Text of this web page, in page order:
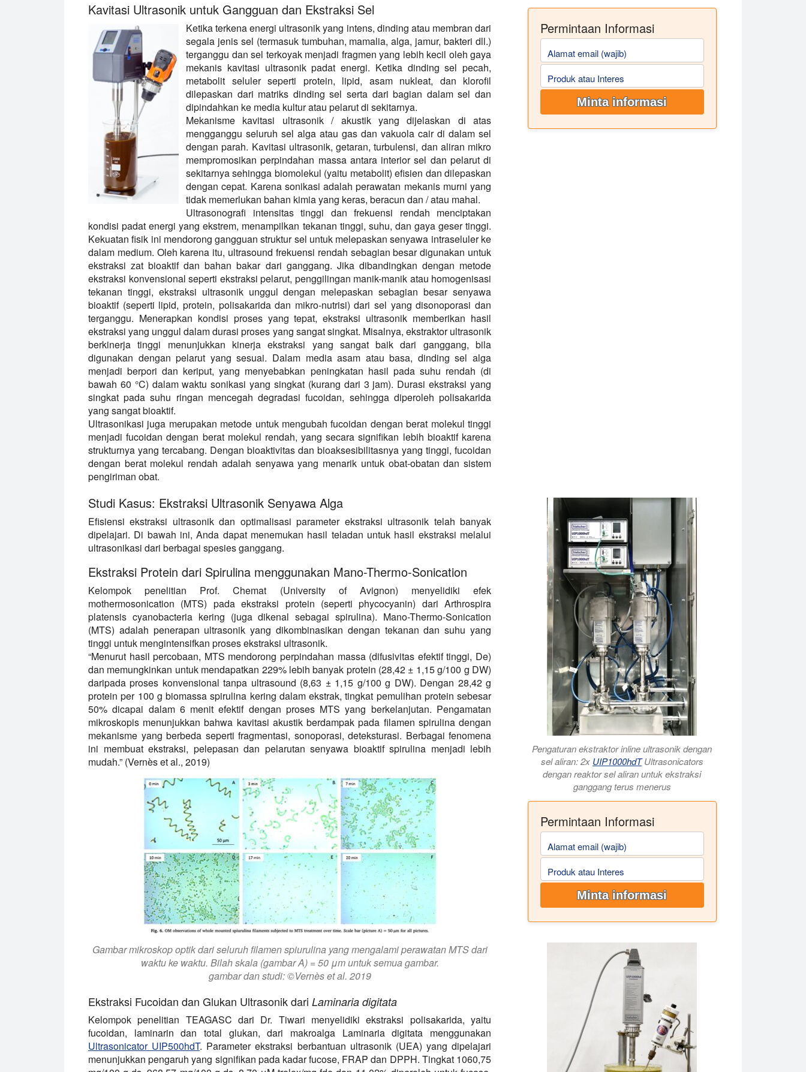
Kavitasi Ultrasonik untuk Gangguan dan Ekstraksi Sel
Ketika terkena energi ultrasonik yang intens, dinding atau membran dari
segala jenis sel (termasuk tumbuhan, mamalia, alga, jamur, bakteri dll.)
terganggu dan sel terkoyak menjadi fragmen yang lebih kecil oleh gaya
mekanis kavitasi ultrasonik padat energi. Ketika dinding sel pecah,
metabolit seluler seperti protein, lipid, asam nukleat, dan klorofil
dilepaskan dari matriks dinding sel serta dari bagian dalam sel dan
dipindahkan ke media kultur atau pelarut di sekitarnya.
Mekanisme kavitasi ultrasonik / akustik yang dijelaskan di atas
mengganggu seluruh sel alga atau gas dan vakuola cair di dalam sel
dengan parah. Kavitasi ultrasonik, getaran, turbulensi, dan aliran mikro
mempromosikan perpindahan massa antara interior sel dan pelarut di
sekitarnya sehingga biomolekul (yaitu metabolit) efisien dan dilepaskan
dengan cepat. Karena sonikasi adalah perawatan mekanis murni yang
tidak memerlukan bahan kimia yang keras, beracun dan / atau mahal.
Ultrasonografi intensitas tinggi dan frekuensi rendah menciptakan
kondisi padat energi yang ekstrem, menampilkan tekanan tinggi, suhu, dan gaya geser tinggi.
Kekuatan fisik ini mendorong gangguan struktur sel untuk melepaskan senyawa intraseluler ke
dalam medium. Oleh karena itu, ultrasound frekuensi rendah sebagian besar digunakan untuk
ekstraksi zat bioaktif dan bahan bakar dari ganggang. Jika dibandingkan dengan metode
ekstraksi konvensional seperti ekstraksi pelarut, penggilingan manik-manik atau homogenisasi
tekanan tinggi, ekstraksi ultrasonik unggul dengan melepaskan sebagian besar senyawa
bioaktif (seperti lipid, protein, polisakarida dan mikro-nutrisi) dari sel yang disonoporasi dan
terganggu. Menerapkan kondisi proses yang tepat, ekstraksi ultrasonik memberikan hasil
ekstraksi yang unggul dalam durasi proses yang sangat singkat. Misalnya, ekstraktor ultrasonik
berkinerja tinggi menunjukkan kinerja ekstraksi yang sangat baik dari ganggang, bila
digunakan dengan pelarut yang sesuai. Dalam media asam atau basa, dinding sel alga
menjadi berpori dan keriput, yang menyebabkan peningkatan hasil pada suhu rendah (di
bawah 60 °C) dalam waktu sonikasi yang singkat (kurang dari 3 jam). Durasi ekstraksi yang
singkat pada suhu ringan mencegah degradasi fucoidan, sehingga diperoleh polisakarida
yang sangat bioaktif.
Ultrasonikasi juga merupakan metode untuk mengubah fucoidan dengan berat molekul tinggi
menjadi fucoidan dengan berat molekul rendah, yang secara signifikan lebih bioaktif karena
strukturnya yang tercabang. Dengan bioaktivitas dan bioaksesibilitasnya yang tinggi, fucoidan
dengan berat molekul rendah adalah senyawa yang menarik untuk obat-obatan dan sistem
pengiriman obat.
Permintaan Informasi
Alamat email (wajib)
Produk atau Interes
Minta informasi
Studi Kasus: Ekstraksi Ultrasonik Senyawa Alga
Efisiensi ekstraksi ultrasonik dan optimalisasi parameter ekstraksi ultrasonik telah banyak
dipelajari. Di bawah ini, Anda dapat menemukan hasil teladan untuk hasil ekstraksi melalui
ultrasonikasi dari berbagai spesies ganggang.
Ekstraksi Protein dari Spirulina menggunakan Mano-Thermo-Sonication
Kelompok penelitian Prof. Chemat (University of Avignon) menyelidiki efek
mothermosonication (MTS) pada ekstraksi protein (seperti phycocyanin) dari Arthrospira
platensis cyanobacteria kering (juga dikenal sebagai spirulina). Mano-Thermo-Sonication
(MTS) adalah penerapan ultrasonik yang dikombinasikan dengan tekanan dan suhu yang
tinggi untuk mengintensifkan proses ekstraksi ultrasonik.
“Menurut hasil percobaan, MTS mendorong perpindahan massa (difusivitas efektif tinggi, De)
dan memungkinkan untuk mendapatkan 229% lebih banyak protein (28,42 ± 1,15 g/100 g DW)
daripada proses konvensional tanpa ultrasound (8,63 ± 1,15 g/100 g DW). Dengan 28,42 g
protein per 100 g biomassa spirulina kering dalam ekstrak, tingkat pemulihan protein sebesar
50% dicapai dalam 6 menit efektif dengan proses MTS yang berkelanjutan. Pengamatan
mikroskopis menunjukkan bahwa kavitasi akustik berdampak pada filamen spirulina dengan
mekanisme yang berbeda seperti fragmentasi, sonoporasi, deteksturasi. Berbagai fenomena
ini membuat ekstraksi, pelepasan dan pelarutan senyawa bioaktif spirulina menjadi lebih
mudah.” (Vernès et al., 2019)
Gambar mikroskop optik dari seluruh filamen spiurulina yang mengalami perawatan MTS dari
waktu ke waktu. Bilah skala (gambar A) = 50 μm untuk semua gambar.
gambar dan studi: ©Vernès et al. 2019
Ekstraksi Fucoidan dan Glukan Ultrasonik dari Laminaria digitata
Kelompok penelitian TEAGASC dari Dr. Tiwari menyelidiki ekstraksi polisakarida, yaitu
fucoidan, laminarin dan total glukan, dari makroalga Laminaria digitata menggunakan
Ultrasonicator UIP500hdT. Parameter ekstraksi berbantuan ultrasonik (UEA) yang dipelajari
menunjukkan pengaruh yang signifikan pada kadar fucose, FRAP dan DPPH. Tingkat 1060,75
Pengaturan ekstraktor inline ultrasonik dengan
sel aliran: 2x UIP1000hdTUltrasonicators
dengan reaktor sel aliran untuk ekstraksi
ganggang terus menerus
Permintaan Informasi
Alamat email (wajib)
Produk atau Interes
Minta informasi